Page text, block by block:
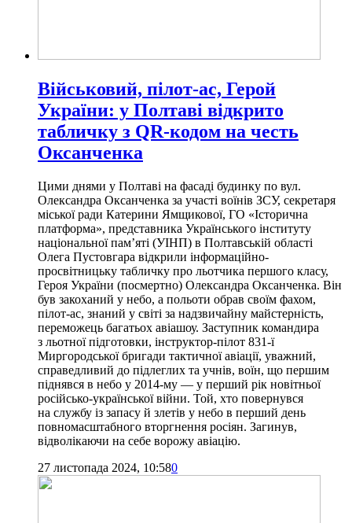
Військовий, пілот-ас, Герой
України: у Полтаві відкрито
табличку з QR-кодом на честь
Оксанченка
Цими днями у Полтаві на фасаді будинку по вул.
Олександра Оксанченка за участі воїнів ЗСУ, секретаря
міської ради Катерини Ямщикової, ГО «Історична
платформа», представника Українського інституту
національної пам’яті (УІНП) в Полтавській області
Олега Пустовгара відкрили інформаційно-
просвітницьку табличку про льотчика першого класу,
Героя України (посмертно) Олександра Оксанченка. Він
був закоханий у небо, а польоти обрав своїм фахом,
пілот-ас, знаний у світі за надзвичайну майстерність,
переможець багатьох авіашоу. Заступник командира
з льотної підготовки, інструктор-пілот 831-ї
Миргородської бригади тактичної авіації, уважний,
справедливий до підлеглих та учнів, воїн, що першим
піднявся в небо у 2014-му — у перший рік новітньої
російсько-української війни. Той, хто повернувся
на службу із запасу й злетів у небо в перший день
повномасштабного вторгнення росіян. Загинув,
відволікаючи на себе ворожу авіацію.
27 листопада 2024, 10:580